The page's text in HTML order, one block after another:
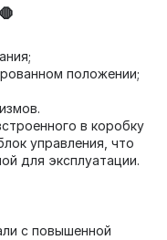
положении;
в коробку
управления, что
для эксплуатации.
с повышенной